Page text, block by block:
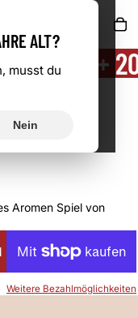
QBA +++
Aromen Spiel von
Weitere Bezahlmöglichkeiten
ALT?
musst du
Nein